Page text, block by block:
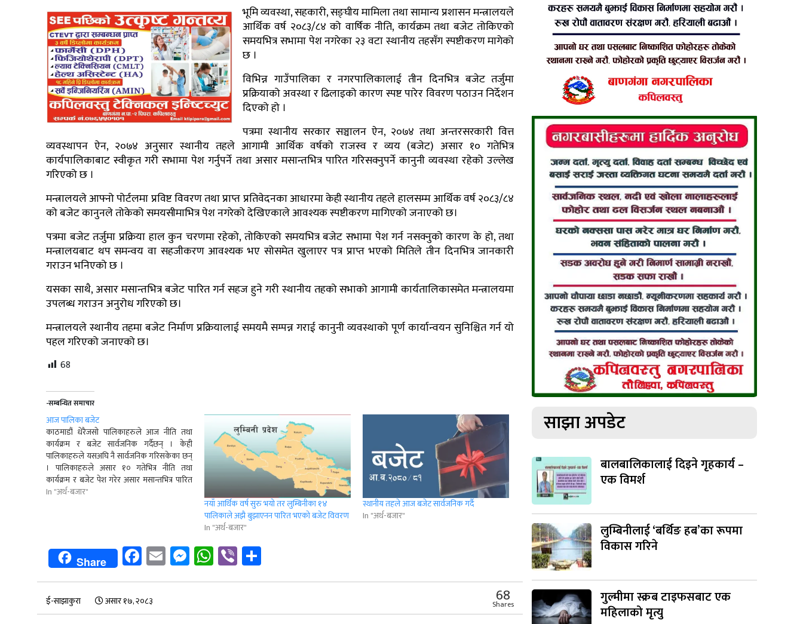
भूमि व्यवस्था, सहकारी, सङ्घीय मामिला तथा सामान्य प्रशासन मन्त्रालयले
आर्थिक वर्ष २०८३/८४ को वार्षिक नीति, कार्यक्रम तथा बजेट तोकिएको
समयभित्र सभामा पेश नगरेका २३ वटा स्थानीय तहसँग स्पष्टीकरण मागेको
छ ।
विभिन्न गाउँपालिका र नगरपालिकालाई तीन दिनभित्र बजेट तर्जुमा
प्रक्रियाको अवस्था र ढिलाइको कारण स्पष्ट पारेर विवरण पठाउन निर्देशन
दिएको हो ।
पत्रमा स्थानीय सरकार सञ्चालन ऐन, २०७४ तथा अन्तरसरकारी वित्त
व्यवस्थापन ऐन, २०७४ अनुसार स्थानीय तहले आगामी आर्थिक वर्षको राजस्व र व्यय (बजेट) असार १० गतेभित्र
कार्यपालिकाबाट स्वीकृत गरी सभामा पेश गर्नुपर्ने तथा असार मसान्तभित्र पारित गरिसक्नुपर्ने कानुनी व्यवस्था रहेको उल्लेख
गरिएको छ ।
मन्त्रालयले आफ्नो पोर्टलमा प्रविष्ट विवरण तथा प्राप्त प्रतिवेदनका आधारमा केही स्थानीय तहले हालसम्म आर्थिक वर्ष २०८३/८४
को बजेट कानुनले तोकेको समयसीमाभित्र पेश नगरेको देखिएकाले आवश्यक स्पष्टीकरण मागिएको जनाएको छ।
पत्रमा बजेट तर्जुमा प्रक्रिया हाल कुन चरणमा रहेको, तोकिएको समयभित्र बजेट सभामा पेश गर्न नसक्नुको कारण के हो, तथा
मन्त्रालयबाट थप समन्वय वा सहजीकरण आवश्यक भए सोसमेत खुलाएर पत्र प्राप्त भएको मितिले तीन दिनभित्र जानकारी
गराउन भनिएको छ ।
यसका साथै, असार मसान्तभित्र बजेट पारित गर्न सहज हुने गरी स्थानीय तहको सभाको आगामी कार्यतालिकासमेत मन्त्रालयमा
उपलब्ध गराउन अनुरोध गरिएको छ।
मन्त्रालयले स्थानीय तहमा बजेट निर्माण प्रक्रियालाई समयमै सम्पन्न गराई कानुनी व्यवस्थाको पूर्ण कार्यान्वयन सुनिश्चित गर्न यो
पहल गरिएको जनाएको छ।
68
-सम्बन्धित समाचार
आज पालिका बजेट
काठमाडौं धेरैजसो पालिकाहरुले आज नीति तथा
कार्यक्रम र बजेट सार्वजनिक गर्दैछन् । केही
पालिकाहरुले यसअघि नै सार्वजनिक गरिसकेका छन्
। पालिकाहरुले असार १० गतेभित्र नीति तथा
कार्यक्रम र बजेट पेश गरेर असार मसान्तभित्र पारित
गरिसक्नुपर्ने कानुनी व्यवस्था छ । सोही अनुसार
In "अर्थ-बजार"
नयाँ आर्थिक वर्ष सुरु भयो तर लुम्बिनीका १४
पालिकाले अझै बुझाएनन पारित भएको बजेट विवरण
In "अर्थ-बजार"
स्थानीय तहले आज बजेट सार्वजनिक गर्दै
In "अर्थ-बजार"
Share Facebook
EmailMessenger
WhatsApp
Viber
ई-साझाकुरा असार १७, २०८३ 68
Shares
साझा अपडेट
बालबालिकालाई दिइने गृहकार्य –
एक विमर्श
लुम्बिनीलाई ‘बर्थिङ हब’का रूपमा
विकास गरिने
गुल्मीमा स्क्रब टाइफसबाट एक
महिलाको मृत्यु